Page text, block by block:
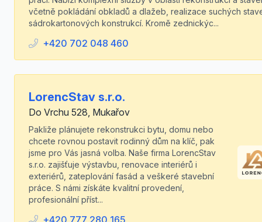
včetně pokládání obkladů a dlažeb, realizace suchých
sádrokartonových konstrukcí. Kromě zednickýc...
+420 702 048 460
LorencStav s.r.o.
Do Vrchu 528, Mukařov
Pakliže plánujete rekonstrukci bytu, domu nebo
chcete rovnou postavit rodinný dům na klíč, pak
jsme pro Vás jasná volba. Naše firma LorencStav
s.r.o. zajišťuje výstavbu, renovace interiérů i
exteriérů, zateplování fasád a veškeré stavební
práce. S námi získáte kvalitní provedení,
profesionální příst...
+420 777 280 165